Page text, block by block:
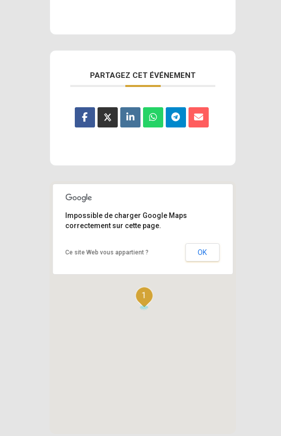
PARTAGEZ CET ÉVÉNEMENT
1
Impossible de charger Google Maps
correctement sur cette page.
Ce site Web vous appartient ? OK